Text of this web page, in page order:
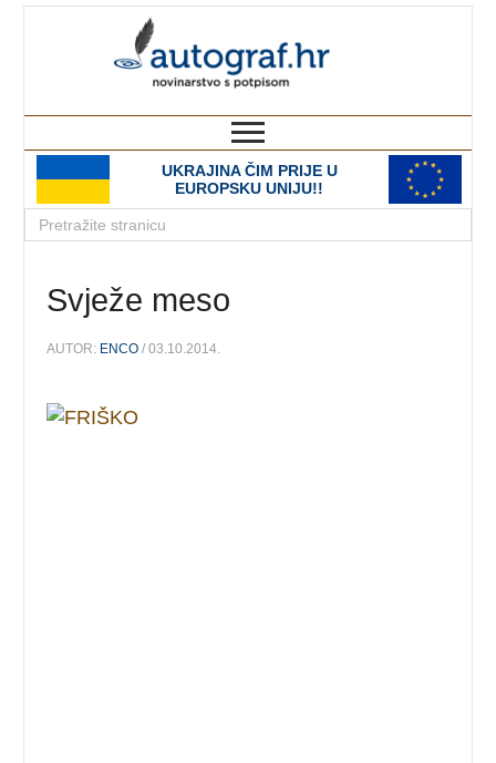
UKRAJINA ČIM PRIJE U
EUROPSKU UNIJU!!
Svježe meso
AUTOR: ENCO / 03.10.2014.